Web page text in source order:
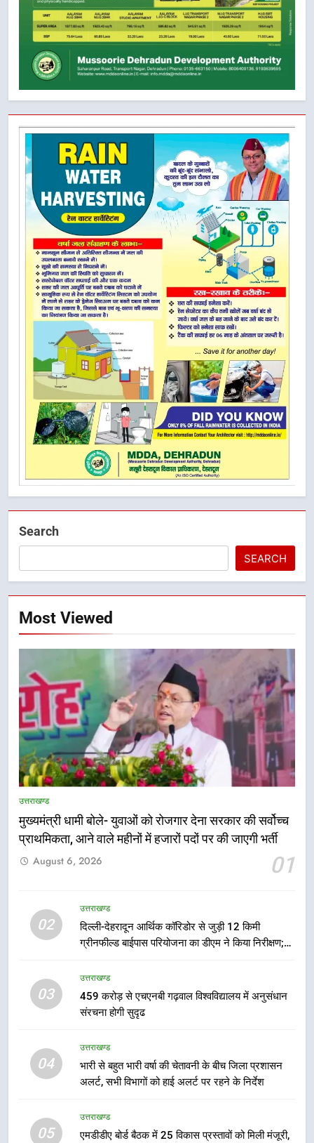
Search
SEARCH
Most Viewed
उत्तराखण्ड
मुख्यमंत्री धामी बोले- युवाओं को रोजगार देना सरकार की सर्वोच्च
प्राथमिकता, आने वाले महीनों में हजारों पदों पर की जाएगी भर्ती
01
August 6, 2026
02
उत्तराखण्ड
दिल्ली-देहरादून आर्थिक कॉरिडोर से जुड़ी 12 किमी
ग्रीनफील्ड बाईपास परियोजना का डीएम ने किया निरीक्षण;
सुरक्षा मानकों से कोई समझौता नहींः डीएम
03
उत्तराखण्ड
459 करोड़ से एचएनबी गढ़वाल विश्वविद्यालय में अनुसंधान
संरचना होगी सुदृढ
04
उत्तराखण्ड
भारी से बहुत भारी वर्षा की चेतावनी के बीच जिला प्रशासन
अलर्ट, सभी विभागों को हाई अलर्ट पर रहने के निर्देश
05
उत्तराखण्ड
एमडीडीए बोर्ड बैठक में 25 विकास प्रस्तावों को मिली मंजूरी,
5
एमडीडीए बोर्ड बैठक में 25 विकास प्रस्तावों
6
मुख्यमंत्री पुष्कर सिंह धामी के दिशा-निर्देशों
में पीएम आवास योजना (शहरी) की प्रगति
7
गिरफ्तार
उत्तराखण्ड
देहरादून में स्कूल बंद